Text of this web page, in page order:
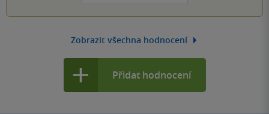
Zobrazit všechna hodnocení
Přidat hodnocení